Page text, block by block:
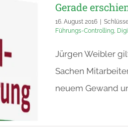
Gerade
16. August 2016
Führungs-Controlling,
Jürgen Weibler
Sachen
neuem Gewand